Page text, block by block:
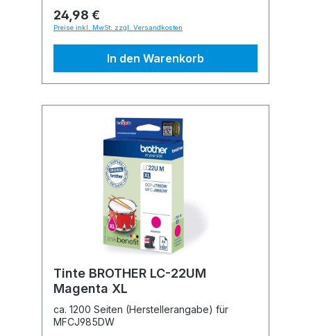
24,98 €
Preise inkl. MwSt. zzgl. Versandkosten
In den Warenkorb
Tinte BROTHER LC-22UM
Magenta XL
ca. 1200 Seiten (Herstellerangabe) für
MFCJ985DW